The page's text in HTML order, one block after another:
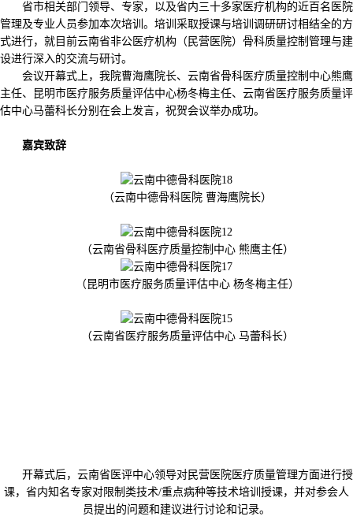
省市相关部门领导、专家，以及省内三十多家医疗机构的近百名医院
管理及专业人员参加本次培训。培训采取授课与培训调研研讨相结全的方
式进行，就目前云南省非公医疗机构（民营医院）骨科质量控制管理与建
设进行深入的交流与研讨。
会议开幕式上，我院曹海鹰院长、云南省骨科医疗质量控制中心熊鹰
主任、昆明市医疗服务质量评估中心杨冬梅主任、云南省医疗服务质量评
估中心马蕾科长分别在会上发言，祝贺会议举办成功。
嘉宾致辞
（云南中德骨科医院 曹海鹰院长）
（云南省骨科医疗质量控制中心 熊鹰主任）
（昆明市医疗服务质量评估中心 杨冬梅主任）
（云南省医疗服务质量评估中心 马蕾科长）
开幕式后，云南省医评中心领导对民营医院医疗质量管理方面进行授
课，省内知名专家对限制类技术/重点病种等技术培训授课，并对参会人
员提出的问题和建议进行讨论和记录。